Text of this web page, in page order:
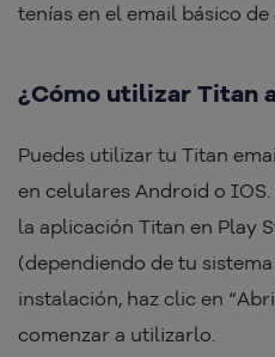
tenías en el email básico
¿Cómo utilizar Titan
Puedes utilizar tu Titan
en celulares Android o
la aplicación Titan en Play
(dependiendo de tu
instalación, haz clic en
comenzar a utilizarlo.